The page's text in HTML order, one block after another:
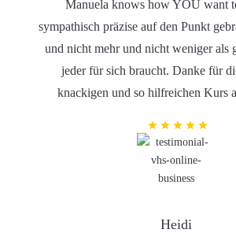
Manuela knows how YOU want
sympathisch präzise auf den Punkt
und nicht mehr und nicht weniger als
jeder für sich braucht. Danke für
knackigen und so hilfreichen Kurs
Heidi